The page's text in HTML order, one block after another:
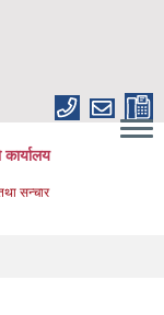
सन्चार